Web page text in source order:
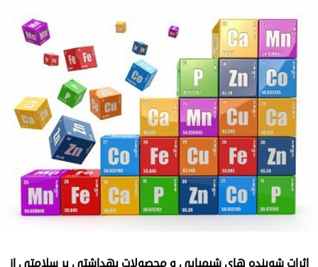
اثرات شوینده های شیمیایی و محصولات بهداشتی بر سلامتی از